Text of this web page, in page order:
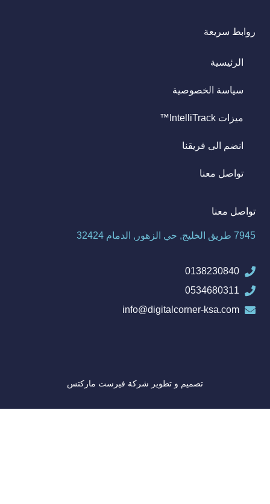
روابط سريعة
الرئيسية
سياسة الخصوصية
ميزات IntelliTrack™
انضم الى فريقنا
تواصل معنا
تواصل معنا
7945 طريق الخليج, حي الزهور, الدمام 32424
0138230840
0534680311
info@digitalcorner-ksa.com
تصميم و تطويرشركة فيرست ماركتس